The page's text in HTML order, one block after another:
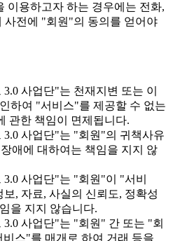
이용하고자 하는 경우에는 전화,
사전에 "회원"의 동의를 얻어야
사업단"는 천재지변 또는 이
하여 "서비스"를 제공할 수 없는
관한 책임이 면제됩니다.
사업단"는 "회원"의 귀책사유
애에 대하여는 책임을 지지 않
사업단"는 "회원"이 "서비
, 자료, 사실의 신뢰도, 정확성
을 지지 않습니다.
사업단"는 "회원" 간 또는 "회
스"를 매개로 하여 거래 등을